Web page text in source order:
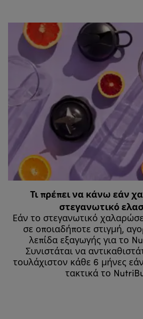
Τι πρέπει να κάνω εάν
στεγανωτικό
Εάν το στεγανωτικό
σε οποιαδήποτε στιγμή,
λεπίδα εξαγωγής για το
Συνιστάται να
τουλάχιστον κάθε 6 μήνες
τακτικά το